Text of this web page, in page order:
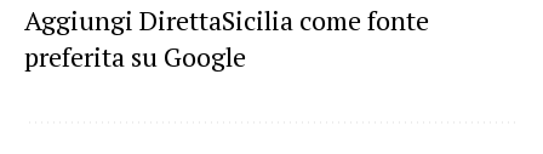
Aggiungi DirettaSicilia come fonte
preferita su Google